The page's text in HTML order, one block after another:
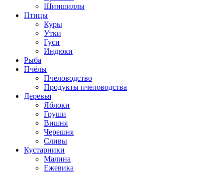
Шиншиллы
Птицы
Куры
Утки
Гуси
Индюки
Рыба
Пчёлы
Пчеловодство
Продукты пчеловодства
Деревья
Яблоки
Груши
Вишня
Черешня
Сливы
Кустарники
Малина
Ежевика